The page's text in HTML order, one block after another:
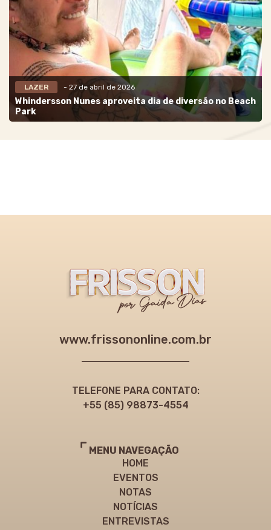
LAZER - 27 de abril de 2026
Whindersson Nunes aproveita dia de diversão no Beach
Park
www.frissononline.com.br
TELEFONE PARA CONTATO:
+55 (85) 98873-4554
MENU NAVEGAÇÃO
HOME
EVENTOS
NOTAS
NOTÍCIAS
ENTREVISTAS